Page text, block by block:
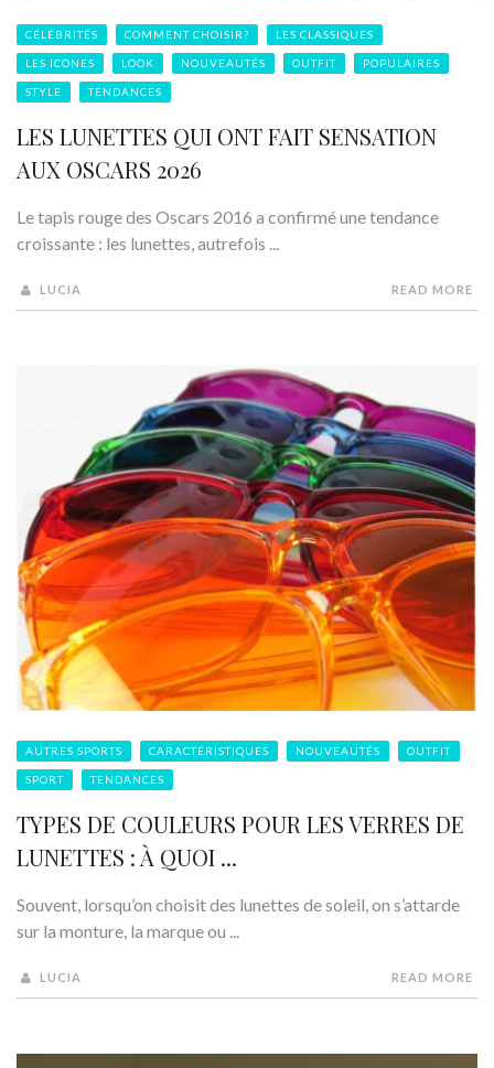
CÉLÉBRITÉS COMMENT CHOISIR? LES CLASSIQUES
LES ICONES LOOK NOUVEAUTÉS OUTFIT POPULAIRES
STYLE TENDANCES
LES LUNETTES QUI ONT FAIT SENSATION
AUX OSCARS 2026
Le tapis rouge des Oscars 2016 a confirmé une tendance
croissante : les lunettes, autrefois ...
LUCIA READ MORE
AUTRES SPORTS CARACTÉRISTIQUES NOUVEAUTÉS OUTFIT
SPORT TENDANCES
TYPES DE COULEURS POUR LES VERRES DE
LUNETTES : À QUOI ...
Souvent, lorsqu’on choisit des lunettes de soleil, on s’attarde
sur la monture, la marque ou ...
LUCIA READ MORE